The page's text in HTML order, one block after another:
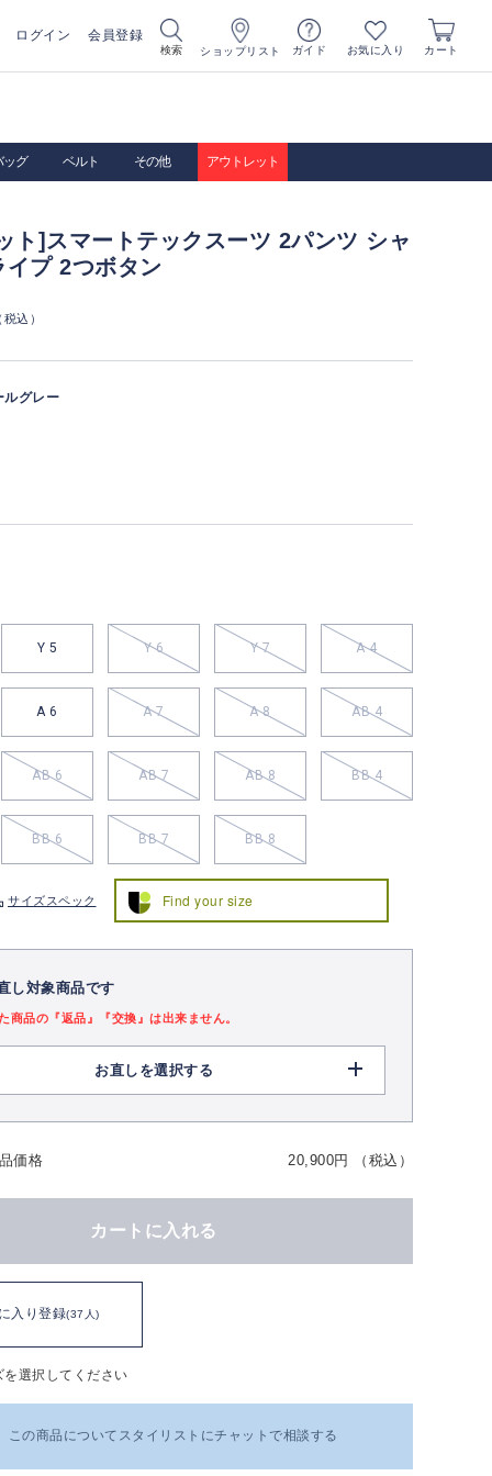
ログイン 会員登録
検索 ショップリスト ガイド お気に入り カート
ッグ ベルト その他 アウトレット
ト]スマートテックスーツ 2パンツ シャ
イプ 2つボタン
込）
ルグレー
Y 5 Y 6 Y 7 A 4
A 6 A 7 A 8 AB 4
AB 6 AB 7 AB 8 BB 4
BB 6 BB 7 BB 8
サイズスペック Find your size
し対象商品です
商品の『返品』『交換』は出来ません。
お直しを選択する
価格 20,900円 （税込）
カートに入れる
入り登録(37人)
選択してください
この商品についてスタイリストにチャットで相談する